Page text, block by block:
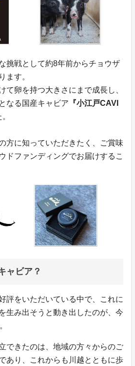
挑戦として約8年前からチョウザ
ます。
て卵を持つ大きさにまで成長し、
なる国産キャビア 『小江戸CAVI
方に知っていただきたく、ご賞味
ドファンディングでお届けするこ
ャビア？
評をいただいている中で、これに
生み出そうと動き出したのが、今
できたのは、地域の方々からのご
あり、これからも川越とともに歩